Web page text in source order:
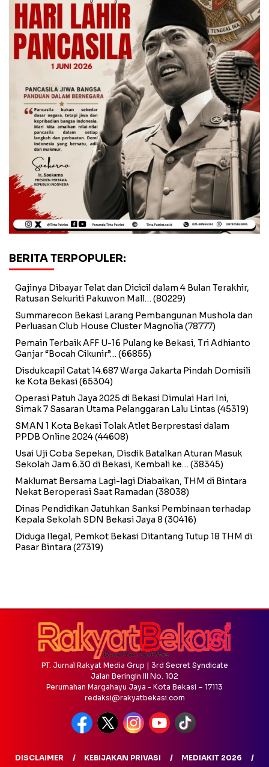
BERITA TERPOPULER:
Gajinya Dibayar Telat dan Dicicil dalam 4 Bulan Terakhir,
Ratusan Sekuriti Pakuwon Mall… (80229)
Summarecon Bekasi Larang Pembangunan Mushola dan
Perluasan Club House Cluster Magnolia (78777)
Pemain Terbaik AFF U-16 Pulang ke Bekasi, Tri Adhianto
Ganjar “Bocah Cikunir”… (66855)
Disdukcapil Catat 14.687 Warga Jakarta Pindah Domisili
ke Kota Bekasi(65304)
Operasi Patuh Jaya 2025 di Bekasi Dimulai Hari Ini,
Simak 7 Sasaran Utama Pelanggaran Lalu Lintas (45319)
SMAN 1 Kota Bekasi Tolak Atlet Berprestasi dalam
PPDB Online 2024(44608)
Usai Uji Coba Sepekan, Disdik Batalkan Aturan Masuk
Sekolah Jam 6.30 di Bekasi, Kembali ke… (38345)
Maklumat Bersama Lagi-lagi Diabaikan, THM di Bintara
Nekat Beroperasi Saat Ramadan (38038)
Dinas Pendidikan Jatuhkan Sanksi Pembinaan terhadap
Kepala Sekolah SDN Bekasi Jaya 8 (30416)
Diduga Ilegal, Pemkot Bekasi Ditantang Tutup 18 THM di
Pasar Bintara (27319)
PT. Jurnal Rakyat Media Grup | 3rd Secret Syndicate
Jalan Beringin III No. 102
Perumahan Margahayu Jaya - Kota Bekasi – 17113
redaksi@rakyatbekasi.com
DISCLAIMER KEBIJAKAN PRIVASI MEDIAKIT 2026